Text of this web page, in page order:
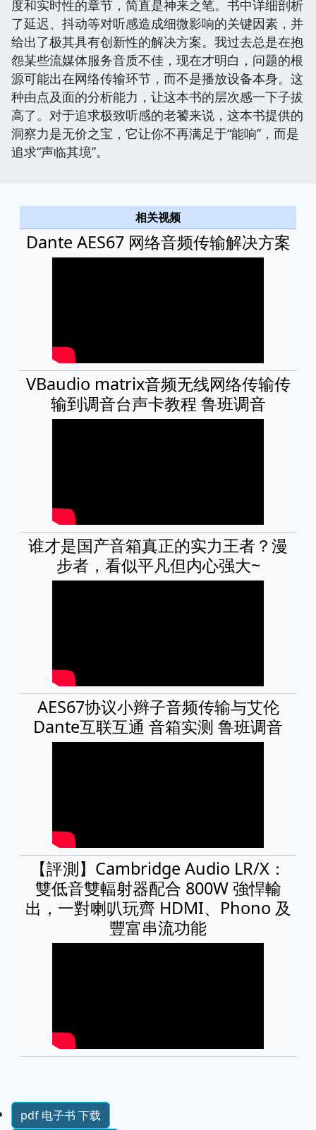
度和实时性的章节，简直是神来之笔。书中详细剖析
了延迟、抖动等对听感造成细微影响的关键因素，并
给出了极其具有创新性的解决方案。我过去总是在抱
怨某些流媒体服务音质不佳，现在才明白，问题的根
源可能出在网络传输环节，而不是播放设备本身。这
种由点及面的分析能力，让这本书的层次感一下子拔
高了。对于追求极致听感的老饕来说，这本书提供的
洞察力是无价之宝，它让你不再满足于“能响”，而是
追求“声临其境”。
相关视频
Dante AES67 网络音频传输解决方案
VBaudio matrix音频无线网络传输传
输到调音台声卡教程 鲁班调音
谁才是国产音箱真正的实力王者？漫
步者，看似平凡但内心强大~
AES67协议小辫子音频传输与艾伦
Dante互联互通 音箱实测 鲁班调音
【評測】Cambridge Audio LR/X：
雙低音雙輻射器配合 800W 強悍輸
出，一對喇叭玩齊 HDMI、Phono 及
豐富串流功能
pdf 电子书 下载